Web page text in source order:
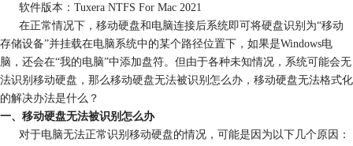
软件版本：Tuxera NTFS For Mac 2021
在正常情况下，移动硬盘和电脑连接后系统即可将硬盘识别为“移动
存储设备”并挂载在电脑系统中的某个路径位置下，如果是Windows电
脑，还会在“我的电脑”中添加盘符。但由于各种未知情况，系统可能会无
法识别移动硬盘，那么移动硬盘无法被识别怎么办，移动硬盘无法格式化
的解决办法是什么？
一、移动硬盘无法被识别怎么办
对于电脑无法正常识别移动硬盘的情况，可能是因为以下几个原因：